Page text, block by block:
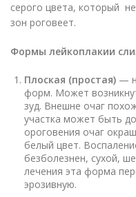
серого цвета, который
зон роговеет.
Формы лейкоплакии
Плоская (простая) —
форм. Может
зуд. Внешне очаг
участка может быть
ороговения очаг
белый цвет.
безболезнен, сухой,
лечения эта форма
эрозивную.